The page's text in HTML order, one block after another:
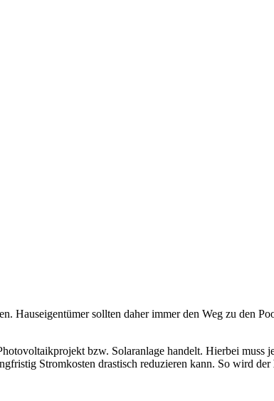
Hauseigentümer sollten daher immer den Weg zu den
bzw. Solaranlage handelt. Hierbei muss
Stromkosten drastisch reduzieren kann. So wird der